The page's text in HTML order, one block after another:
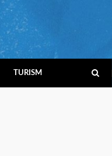
TURISM